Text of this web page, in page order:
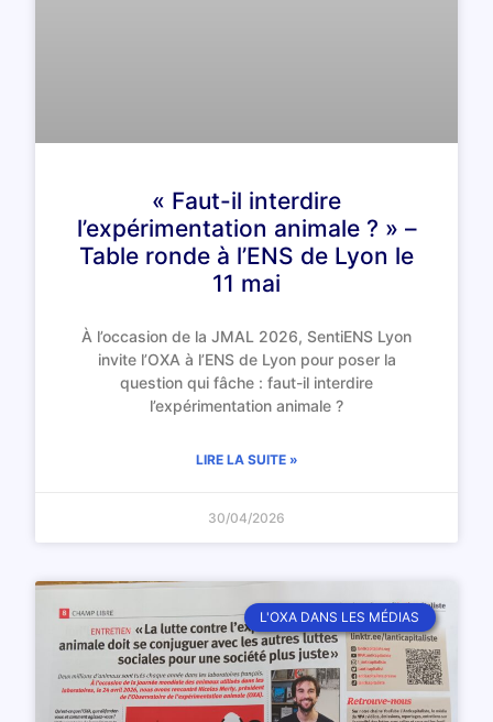
« Faut-il interdire
l’expérimentation animale ? » –
Table ronde à l’ENS de Lyon le
11 mai
À l’occasion de la JMAL 2026, SentiENS Lyon
invite l’OXA à l’ENS de Lyon pour poser la
question qui fâche : faut-il interdire
l’expérimentation animale ?
LIRE LA SUITE »
30/04/2026
L'OXA DANS LES MÉDIAS